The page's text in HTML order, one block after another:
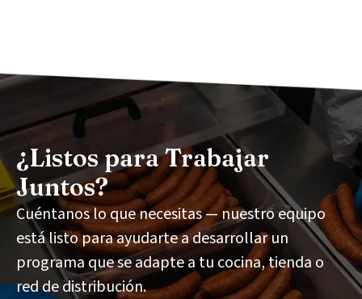
¿Listos para Trabajar
Juntos?
Cuéntanos lo que necesitas — nuestro equipo
está listo para ayudarte a desarrollar un
programa que se adapte a tu cocina, tienda o
red de distribución.